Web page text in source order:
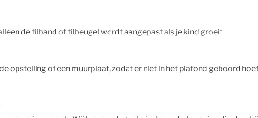
de tilband of tilbeugel wordt aangepast als je kind groeit.
opstelling of een muurplaat, zodat er niet in het plafond geboord